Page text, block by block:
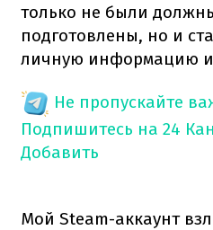
только не были
подготовлены, но и
личную информацию и
Не пропускайте
Подпишитесь на 24
Добавить
Мой Steam-аккаунт